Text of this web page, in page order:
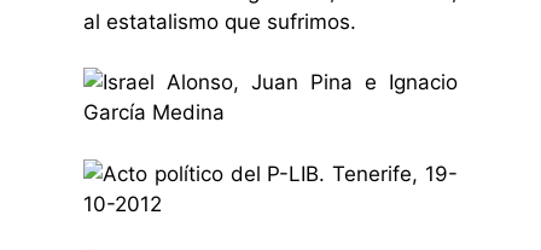
al estatalismo que sufrimos.